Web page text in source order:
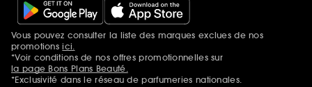
Mentions additionnelles
Vous pouvez consulter la liste des marques exclues de nos
promotionsici.
*Voir conditions de nos offres promotionnelles sur
la page Bons Plans Beauté.
*Exclusivité dans le réseau de parfumeries nationales.